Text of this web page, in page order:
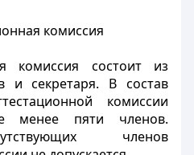
комиссия
комиссия состоит из
и секретаря. В состав
комиссии
менее пяти членов.
членов